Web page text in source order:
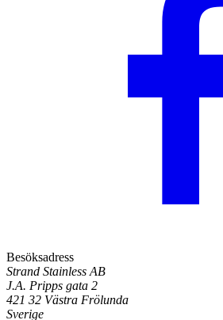
Besöksadress
Strand Stainless AB
J.A. Pripps gata 2
421 32 Västra Frölunda
Sverige